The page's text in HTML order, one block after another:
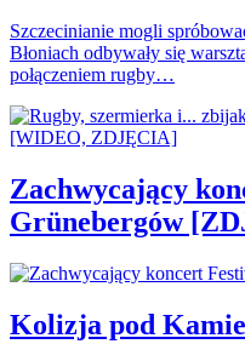
Szczecinianie mogli
Błoniach odbywały się
połączeniem rugby…
Zachwycający
Grünebergów
Kolizja pod